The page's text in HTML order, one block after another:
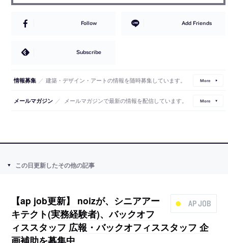
Follow Add Friends
Subscribe
情報募集 ／ 建築・デザイン・アートの情報を随時募集しています。 More
メールマガジン ／ メールマガジンで最新の情報を配信しています。 More
この日更新したその他の記事
AP JOB
【ap job更新】 noizが、シニアアー
キテクト(実務経験者)、バックオフ
ィススタッフ 広報・バックオフィススタッフ 企
画補助を募集中